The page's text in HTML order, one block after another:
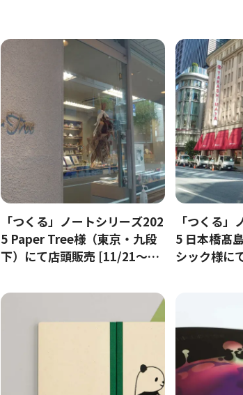
「つくる」ノートシリーズ202
5 Paper Tree様（東京・九段
下）にて店頭販売 [11/21～1
「つくる
5 日本橋髙
シック様に